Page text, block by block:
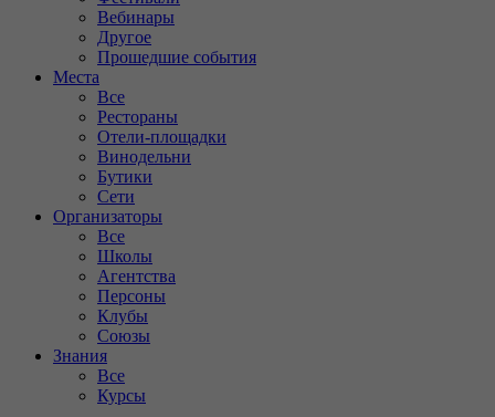
Вебинары
Другое
Прошедшие события
Места
Все
Рестораны
Отели-площадки
Винодельни
Бутики
Сети
Организаторы
Все
Школы
Агентства
Персоны
Клубы
Союзы
Знания
Все
Курсы